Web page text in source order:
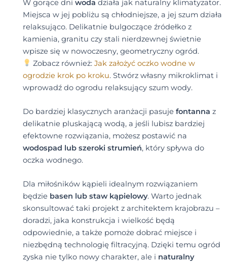
W gorące dni woda działa jak naturalny klimatyzator.
Miejsca w jej pobliżu są chłodniejsze, a jej szum działa
relaksująco. Delikatnie bulgoczące źródełko z
kamienia, granitu czy stali nierdzewnej świetnie
wpisze się w nowoczesny, geometryczny ogród.
Zobacz również:Jak założyć oczko wodne w
ogrodzie krok po kroku. Stwórz własny mikroklimat i
wprowadź do ogrodu relaksujący szum wody.
Do bardziej klasycznych aranżacji pasuje fontanna z
delikatnie pluskającą wodą, a jeśli lubisz bardziej
efektowne rozwiązania, możesz postawić na
wodospad lub szeroki strumień, który spływa do
oczka wodnego.
Dla miłośników kąpieli idealnym rozwiązaniem
będzie basen lub staw kąpielowy. Warto jednak
skonsultować taki projekt z architektem krajobrazu –
doradzi, jaka konstrukcja i wielkość będą
odpowiednie, a także pomoże dobrać miejsce i
niezbędną technologię filtracyjną. Dzięki temu ogród
zyska nie tylko nowy charakter, ale i naturalny